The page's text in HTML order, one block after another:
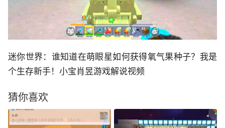
迷你世界：谁知道在萌眼星如何获得氧气果种子？我是
个生存新手！小宝肖昱游戏解说视频
猜你喜欢